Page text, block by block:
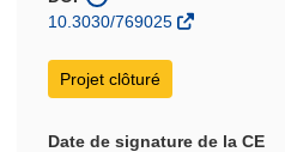
fenêtre)
10.3030/769025
Projet clôturé
Date de signature de la CE